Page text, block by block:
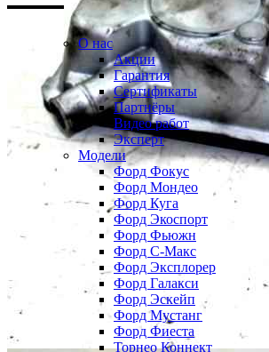
О нас
Акции
Гарантия
Сертификаты
Партнёры
Видео работ
Эксперт
Модели
Форд Фокус
Форд Мондео
Форд Куга
Форд Экоспорт
Форд Фьюжн
Форд С-Макс
Форд Эксплорер
Форд Галакси
Форд Эскейп
Форд Мустанг
Форд Фиеста
Торнео Коннект